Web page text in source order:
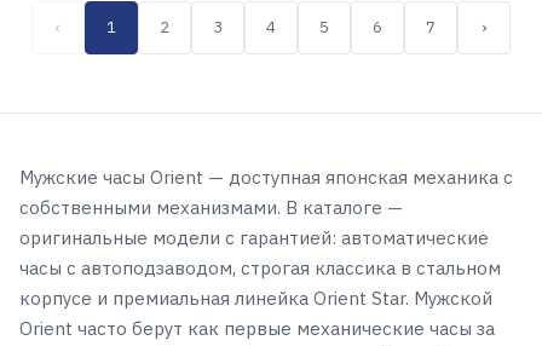
‹ 1 2 3 4 5 6 7 ›
Мужские часы Orient — доступная японская механика с
собственными механизмами. В каталоге —
оригинальные модели с гарантией: автоматические
часы с автоподзаводом, строгая классика в стальном
корпусе и премиальная линейка Orient Star. Мужской
Orient часто берут как первые механические часы за